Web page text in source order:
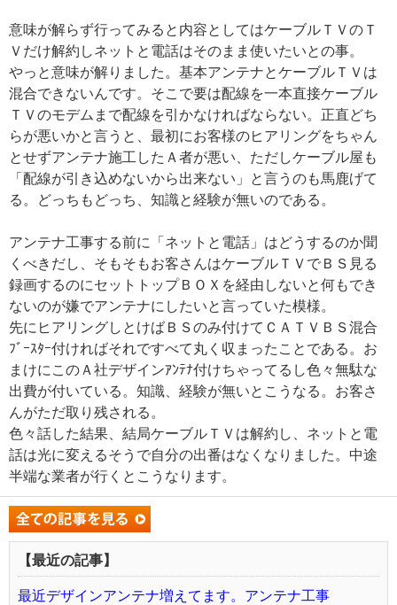
意味が解らず行ってみると内容としてはケーブルＴＶのＴ
Ｖだけ解約しネットと電話はそのまま使いたいとの事。
やっと意味が解りました。基本アンテナとケーブルＴＶは
混合できないんです。そこで要は配線を一本直接ケーブル
ＴＶのモデムまで配線を引かなければならない。正直どち
らが悪いかと言うと、最初にお客様のヒアリングをちゃん
とせずアンテナ施工したＡ者が悪い、ただしケーブル屋も
「配線が引き込めないから出来ない」と言うのも馬鹿げて
る。どっちもどっち、知識と経験が無いのである。
アンテナ工事する前に「ネットと電話」はどうするのか聞
くべきだし、そもそもお客さんはケーブルＴＶでＢＳ見る
録画するのにセットトップＢＯＸを経由しないと何もでき
ないのが嫌でアンテナにしたいと言っていた模様。
先にヒアリングしとけばＢＳのみ付けてＣＡＴＶＢＳ混合
ﾌﾞｰｽﾀｰ付ければそれですべて丸く収まったことである。お
まけにこのＡ社デザインｱﾝﾃﾅ付けちゃってるし色々無駄な
出費が付いている。知識、経験が無いとこうなる。お客さ
んがただ取り残される。
色々話した結果、結局ケーブルＴＶは解約し、ネットと電
話は光に変えるそうで自分の出番はなくなりました。中途
半端な業者が行くとこうなります。
【最近の記事】
最近デザインアンテナ増えてます。アンテナ工事